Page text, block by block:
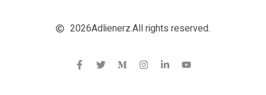
2026Adlienerz.All rights reserved.